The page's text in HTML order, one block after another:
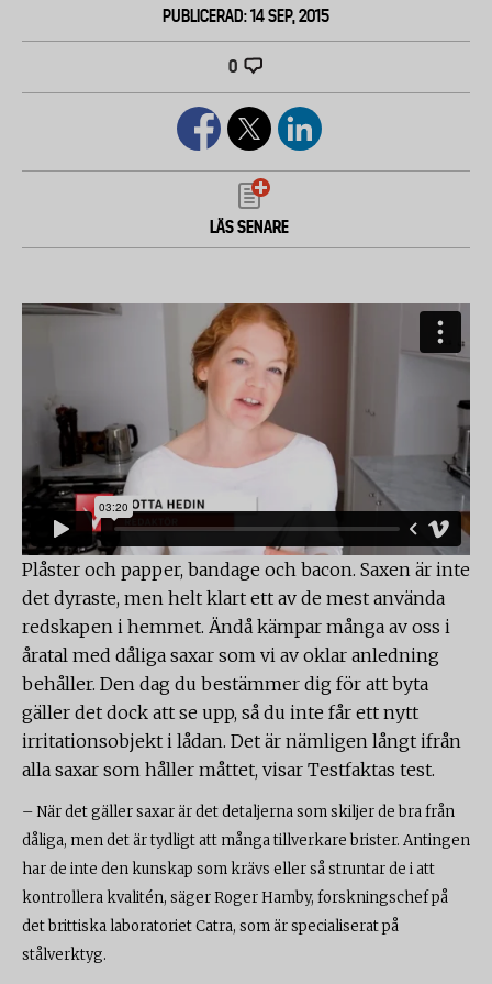
PUBLICERAD: 14 SEP, 2015
0
LÄS SENARE
Plåster och papper, bandage och bacon. Saxen är inte
det dyraste, men helt klart ett av de mest använda
redskapen i hemmet. Ändå kämpar många av oss i
åratal med dåliga saxar som vi av oklar anledning
behåller. Den dag du bestämmer dig för att byta
gäller det dock att se upp, så du inte får ett nytt
irritationsobjekt i lådan. Det är nämligen långt ifrån
alla saxar som håller måttet, visar Testfaktas test.
– När det gäller saxar är det detaljerna som skiljer de bra från
dåliga, men det är tydligt att många tillverkare brister. Antingen
har de inte den kunskap som krävs eller så struntar de i att
kontrollera kvalitén, säger Roger Hamby, forskningschef på
det brittiska laboratoriet Catra, som är specialiserat på
stålverktyg.